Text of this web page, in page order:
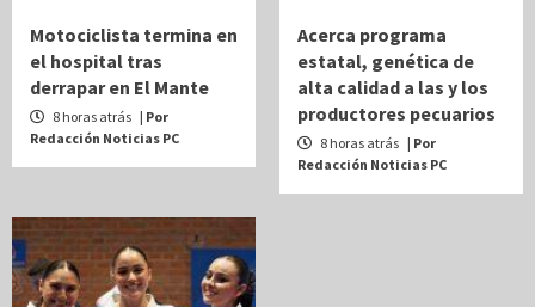
Motociclista termina en
el hospital tras
derrapar en El Mante
8 horas atrás | Por
Redacción Noticias PC
Acerca programa
estatal, genética de
alta calidad a las y los
productores pecuarios
8 horas atrás | Por
Redacción Noticias PC